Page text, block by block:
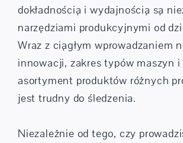
dokładnością i wydajnością są
narzędziami produkcyjnymi od
Wraz z ciągłym wprowadzaniem
innowacji, zakres typów maszyn i
asortyment produktów różnych
jest trudny do śledzenia.
Niezależnie od tego, czy